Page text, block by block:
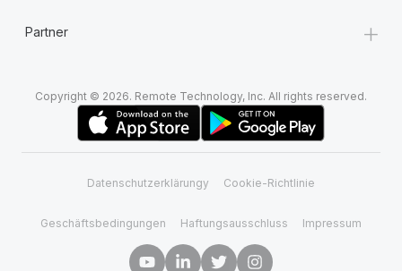
Partner +
Copyright © 2026. Remote Technology, Inc. All rights reserved.
Datenschutzerklärungy Cookie-Richtlinie
Geschäftsbedingungen Haftungsausschluss Impressum